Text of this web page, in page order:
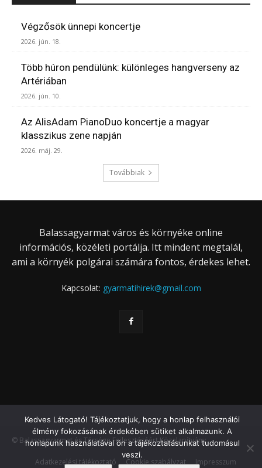
Végzősök ünnepi koncertje
2026. jún. 18.
Több húron pendülünk: különleges hangverseny az
Artériában
2026. jún. 10.
Az AlisAdam PianoDuo koncertje a magyar
klasszikus zene napján
2026. máj. 29.
Továbbiak
Balassagyarmat város és környéke online
információs, közéleti portálja. Itt mindent megtalál,
ami a környék polgárai számára fontos, érdekes lehet.
Kapcsolat: gyarmatihirek@gmail.com
© Balassagyarmat és Térsége Fejlesztéséért Közalapítvány
Adatkezelési tájékoztató Cookie szabályzat Impresszum
Kedves Látogató! Tájékoztatjuk, hogy a honlap felhasználói
élmény fokozásának érdekében sütiket alkalmazunk. A
honlapunk használatával ön a tájékoztatásunkat tudomásul
veszi.